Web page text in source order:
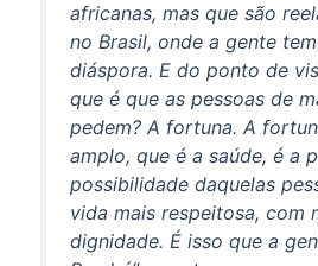
africanas, mas que são
no Brasil, onde a gente
diáspora. E do ponto de
que é que as pessoas de
pedem? A fortuna. A
amplo, que é a saúde, é a
possibilidade daquelas
vida mais respeitosa, com
dignidade. É isso que a